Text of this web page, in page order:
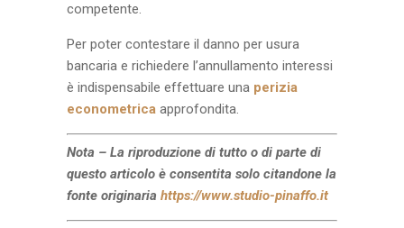
competente.
Per poter contestare il danno per usura
bancaria e richiedere l’annullamento interessi
è indispensabile effettuare una perizia
econometrica approfondita.
Nota – La riproduzione di tutto o di parte di
questo articolo è consentita solo citandone la
fonte originaria https://www.studio-pinaffo.it